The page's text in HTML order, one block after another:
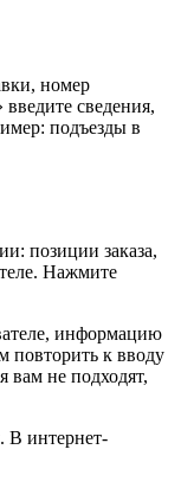
номер
сведения,
подъезды в
позиции заказа,
Нажмите
информацию
повторить к вводу
вам не подходят,
В интернет-